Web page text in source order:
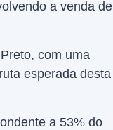
a venda de
com uma
esperada desta
a 53% do